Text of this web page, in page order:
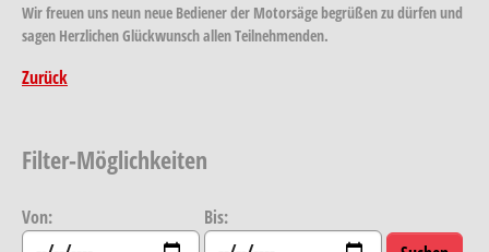
Wir freuen uns neun neue Bediener der Motorsäge begrüßen zu dürfen und
sagen Herzlichen Glückwunsch allen Teilnehmenden.
Zurück
Filter-Möglichkeiten
Von: Bis: